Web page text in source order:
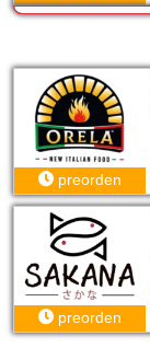
preorden
preorden